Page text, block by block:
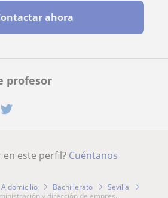
profesor
ahora
este perfil? Cuéntanos
A domicilio Bachillerato
Sevilla